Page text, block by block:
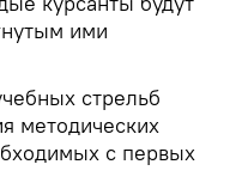
ими
стрельб
методических
с первых